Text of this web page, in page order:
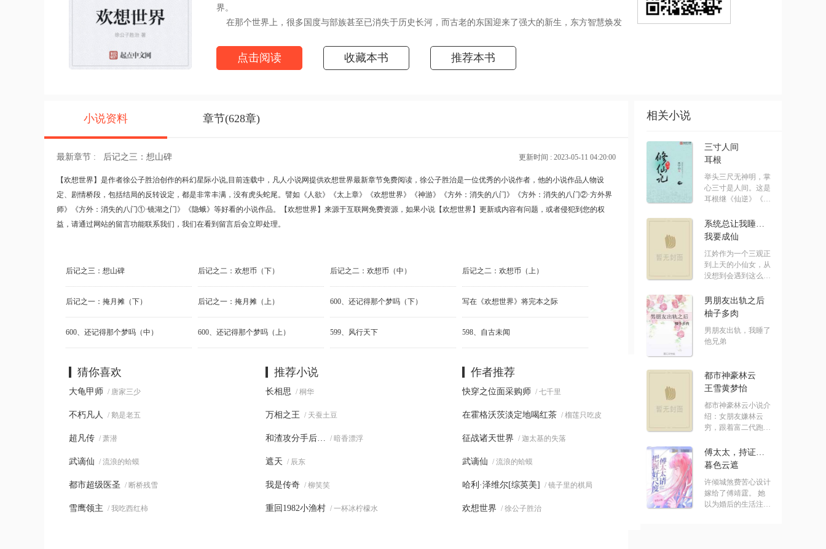
界。
在那个世界上，很多国度与部族甚至已消失于历史长河，而古老的东国迎来了强大的新生，东方智慧焕发
那时的女人可以青春常驻、男人能够健旺百年，人们不仅能创造外物，也在创建自身，存于今人的畅想中
却又出乎意料。
很多人在思考，文明发展的终极目标是什么？生命尤其是人类的出现，对世界、对其自身，其意义与价值
何在？
欢想世界最新章节请关注（凡人小说网 http://www.washuwx.org/book/158178.html）
点击阅读 收藏本书 推荐本书
小说资料 章节(628章)
最新章节 : 后记之三：想山碑 更新时间 : 2023-05-11 04:20:00
【欢想世界】是作者徐公子胜治创作的科幻星际小说,目前连载中，凡人小说网提供欢想世界最新章节免费阅读，徐公子胜治是一位优秀的小说作者，他的小说作品人物设
定、剧情桥段，包括结局的反转设定，都是非常丰满，没有虎头蛇尾。譬如 《人欲》 《太上章》 《欢想世界》 《神游》 《方外：消失的八门》
《方外：消失的八门②·方外界
师》
《方外：消失的八门①·镜湖之门》 《隐蛾》 等好看的小说作品。【欢想世界】来源于互联网免费资源，如果小说【欢想世界】更新或内容有问题，或者侵犯到您的权
益，请通过网站的留言功能联系我们，我们在看到留言后会立即处理。
后记之三：想山碑 后记之二：欢想币（下） 后记之二：欢想币（中） 后记之二：欢想币（上）
后记之一：掩月摊（下） 后记之一：掩月摊（上） 600、还记得那个梦吗（下） 写在《欢想世界》将完本之际
600、还记得那个梦吗（中） 600、还记得那个梦吗（上） 599、风行天下 598、自古未闻
猜你喜欢
大龟甲师 / 唐家三少
不朽凡人 / 鹅是老五
超凡传 / 萧潜
武谪仙 / 流浪的蛤蟆
都市超级医圣 / 断桥残雪
雪鹰领主 / 我吃西红柿
推荐小说
长相思 / 桐华
万相之王 / 天蚕土豆
和渣攻分手后… / 暗香漂浮
遮天 / 辰东
我是传奇 / 柳笑笑
重回1982小渔村 / 一杯冰柠檬水
作者推荐
快穿之位面采购师 / 七千里
在霍格沃茨淡定地喝红茶 / 榴莲只吃皮
征战诸天世界 / 迦太基的失落
武谪仙 / 流浪的蛤蟆
哈利·泽维尔[综英美] / 镜子里的棋局
欢想世界 / 徐公子胜治
相关小说
三寸人间
耳根
举头三尺无神明，掌
心三寸是人间。这是
耳根继《仙逆》《求
系统总让我睡男主[快穿]
我要成仙
江妗作为一个三观正
到上天的小仙女，从
没想到会遇到这么没
男朋友出轨之后
柚子多肉
男朋友出轨，我睡了
他兄弟
都市神豪林云
王雪黄梦怡
都市神豪林云小说介
绍：女朋友嫌林云
穷，跟着富二代跑
傅太太，持证请上岗
暮色云遮
许倾城煞费苦心设计
嫁给了傅靖霆。 她
以为婚后的生活注定